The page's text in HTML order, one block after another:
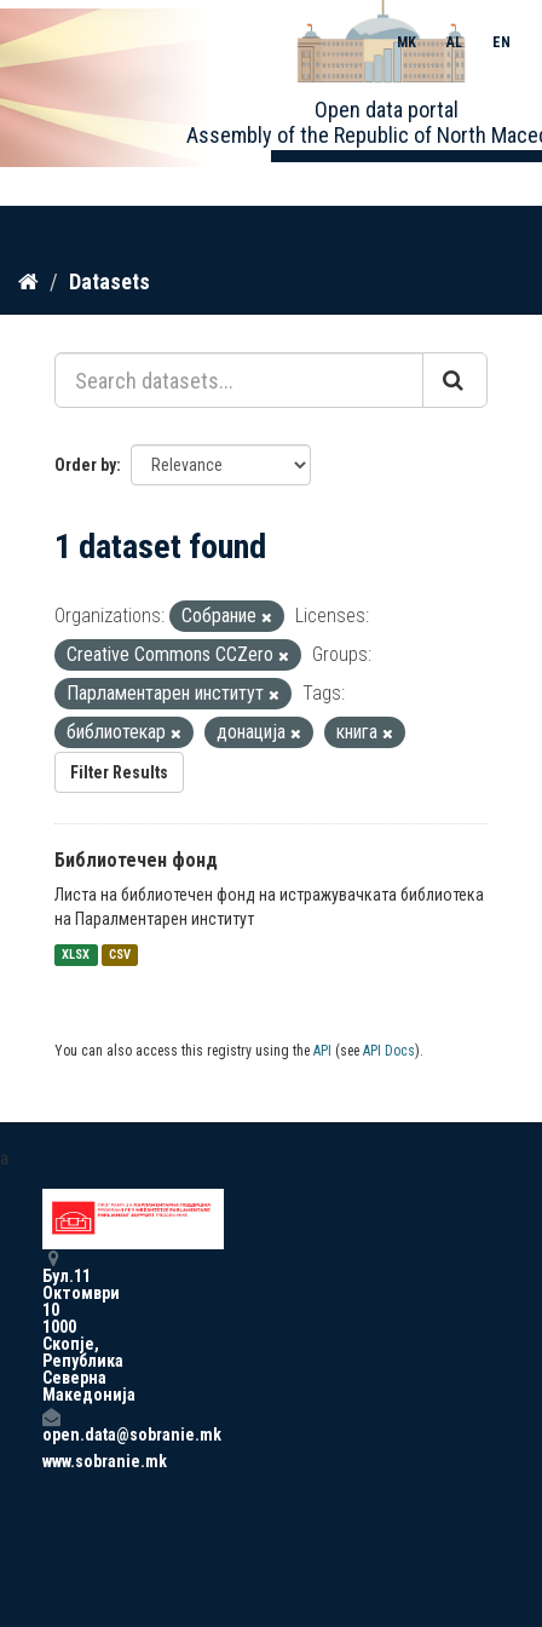
Skip
content
Open data portal
Assembly of the Republic of North
MK AL EN
Datasets
Order by
1 dataset found
Organizations: Собрание
Licenses:
Creative Commons CCZero
Groups:
Парламентарен институт
Tags:
библиотекар
донација книга
Filter Results
Библиотечен фонд
Листа на библиотечен фонд на истражувачката библиотека
на Паралментарен институт
XLSX CSV
You can also access this registry using the API (see API Docs).
a
Бул.11
Октомври
10
1000
Скопје,
Република
Северна
Македонија
open.data@sobranie.mk
www.sobranie.mk